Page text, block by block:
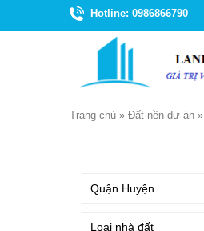
Hotline: 0986866790
Trang chủ » Đất nền dự án »